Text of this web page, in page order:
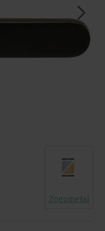
Zogometal